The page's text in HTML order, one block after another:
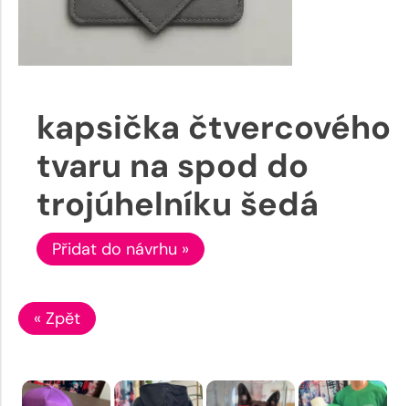
kapsička čtvercového
tvaru na spod do
trojúhelníku šedá
Přidat do návrhu »
« Zpět